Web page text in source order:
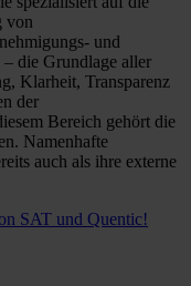
von
und
die Grundlage aller
Klarheit, Transparenz
der
Bereich gehört die
Namenhafte
auch als ihre externe
SAT und Quentic!